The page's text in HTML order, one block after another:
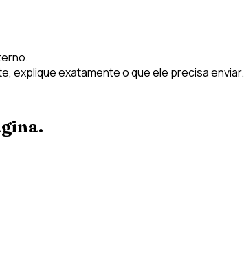
explique exatamente o que ele precisa enviar.